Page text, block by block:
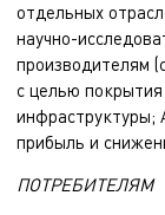
отдельных
научно-
производителям
с целью
инфраструктуры;
прибыль и
ПОТРЕБИТЕЛЯМ